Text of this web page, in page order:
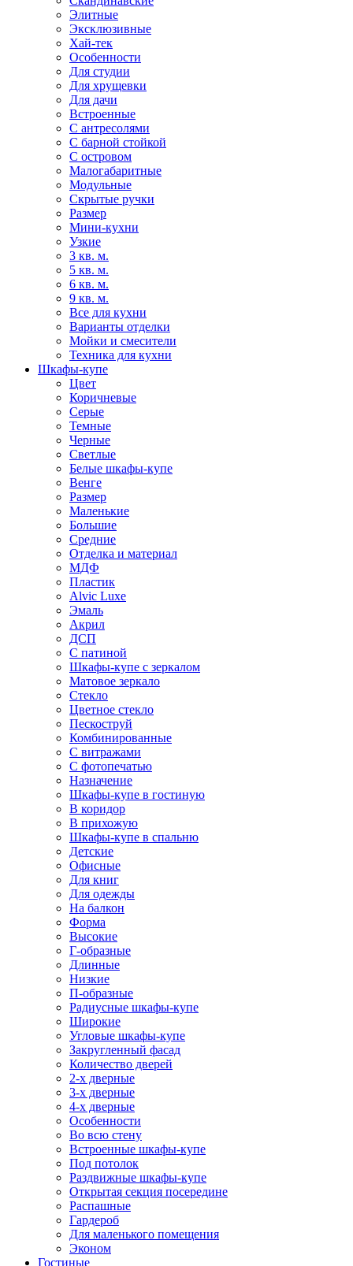
Элитные
Эксклюзивные
Хай-тек
Особенности
Для студии
Для хрущевки
Для дачи
Встроенные
С антресолями
С барной стойкой
С островом
Малогабаритные
Модульные
Скрытые ручки
Размер
Мини-кухни
Узкие
3 кв. м.
5 кв. м.
6 кв. м.
9 кв. м.
Все для кухни
Варианты отделки
Мойки и смесители
Техника для кухни
Шкафы-купе
Цвет
Коричневые
Серые
Темные
Черные
Светлые
Белые шкафы-купе
Венге
Размер
Маленькие
Большие
Средние
Отделка и материал
МДФ
Пластик
Alvic Luxe
Эмаль
Акрил
ДСП
С патиной
Шкафы-купе с зеркалом
Матовое зеркало
Стекло
Цветное стекло
Пескоструй
Комбинированные
С витражами
С фотопечатью
Назначение
Шкафы-купе в гостиную
В коридор
В прихожую
Шкафы-купе в спальню
Детские
Офисные
Для книг
Для одежды
На балкон
Форма
Высокие
Г-образные
Длинные
Низкие
П-образные
Радиусные шкафы-купе
Широкие
Угловые шкафы-купе
Закругленный фасад
Количество дверей
2-х дверные
3-х дверные
4-х дверные
Особенности
Во всю стену
Встроенные шкафы-купе
Под потолок
Раздвижные шкафы-купе
Открытая секция посередине
Распашные
Гардероб
Для маленького помещения
Эконом
Гостиные